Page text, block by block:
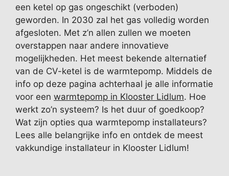
een ketel op gas ongeschikt (verboden)
geworden. In 2030 zal het gas volledig worden
afgesloten. Met z’n allen zullen we moeten
overstappen naar andere innovatieve
mogelijkheden. Het meest bekende alternatief
van de CV-ketel is de warmtepomp. Middels de
info op deze pagina achterhaal je alle informatie
voor een warmtepomp in Klooster Lidlum. Hoe
werkt zo’n systeem? Is het duur of goedkoop?
Wat zijn opties qua warmtepomp installateurs?
Lees alle belangrijke info en ontdek de meest
vakkundige installateur in Klooster Lidlum!